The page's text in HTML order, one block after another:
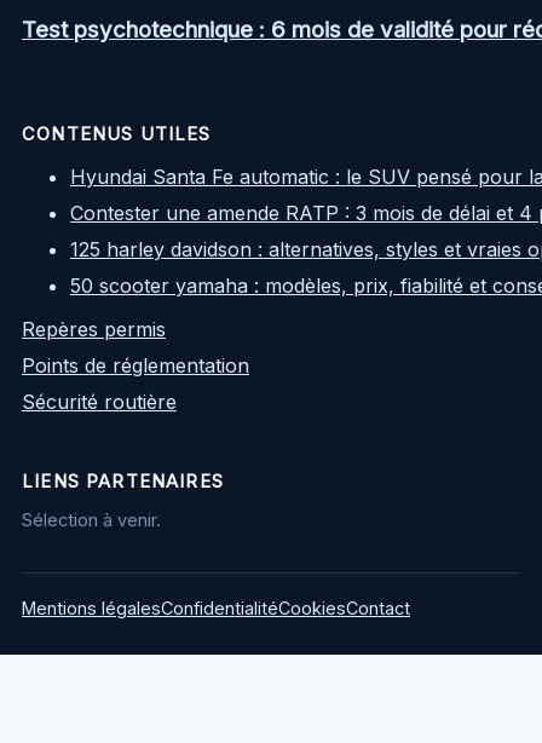
Test psychotechnique : 6 mois de validité pour
CONTENUS UTILES
Hyundai Santa Fe automatic : le SUV pensé pour
Contester une amende RATP : 3 mois de délai et
125 harley davidson : alternatives, styles et vraies
50 scooter yamaha : modèles, prix, fiabilité et
Repères permis
Points de réglementation
Sécurité routière
LIENS PARTENAIRES
Sélection à venir.
Mentions légalesConfidentialitéCookiesContact